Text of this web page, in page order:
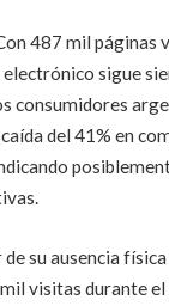
487 mil páginas
sigue
consumidores
del 41% en
de su ausencia
visitas durante el